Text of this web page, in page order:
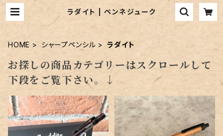
ラダイト | ペンネジューク
HOME シャープペンシル ラダイト
お探しの商品カテゴリーはスクロールして
下段をご覧下さい。↓